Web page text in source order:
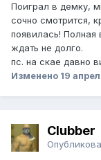
Поиграл в демку,
сочно смотрится,
появилась! Полная
ждать не долго.
пс. на скае давно
Изменено 19
Clubber